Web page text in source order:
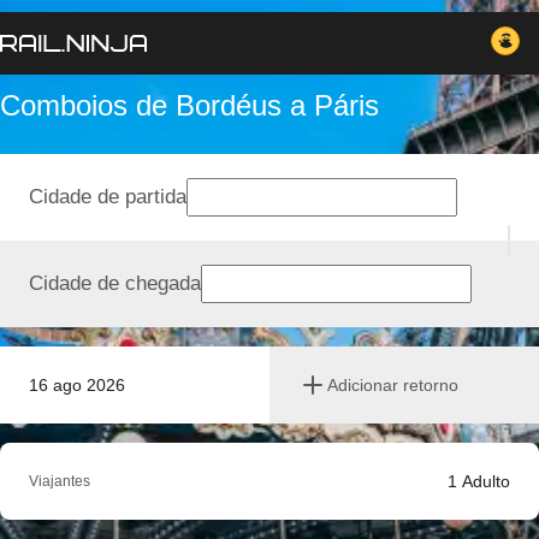
Comboios de Bordéus a Páris
16 ago 2026 Adicionar retorno
Cidade de partida
Cidade de chegada
Viajantes 1 Adulto